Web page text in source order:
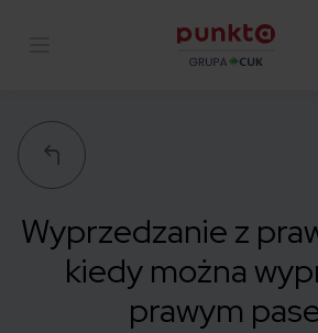
Wyprzedzanie z
kiedy można
prawym